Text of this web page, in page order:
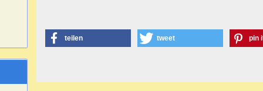
teilen tweet pin